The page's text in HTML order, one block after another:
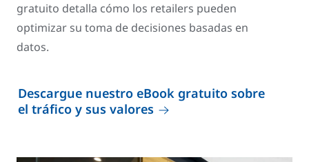
gratuito detalla cómo los retailers pueden
optimizar su toma de decisiones basadas en
datos.
Descargue nuestro eBook gratuito sobre
el tráfico y sus valores